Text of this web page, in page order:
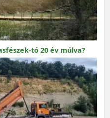
tó 20 év múlva?